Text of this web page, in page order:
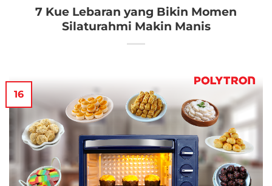
7 Kue Lebaran yang Bikin Momen
Silaturahmi Makin Manis
16